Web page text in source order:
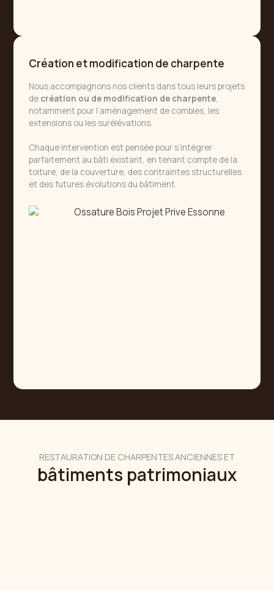
Création et modification de charpente
Nous accompagnons nos clients dans tous leurs projets
de création ou de modification de charpente,
notamment pour l’aménagement de combles, les
extensions ou les surélévations.
Chaque intervention est pensée pour s’intégrer
parfaitement au bâti existant, en tenant compte de la
toiture, de la couverture, des contraintes structurelles
et des futures évolutions du bâtiment.
RESTAURATION DE CHARPENTES ANCIENNES ET
bâtiments patrimoniaux